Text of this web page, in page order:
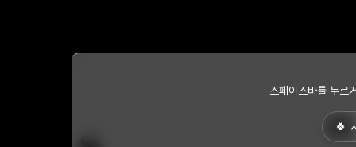
스페이스바를 누르